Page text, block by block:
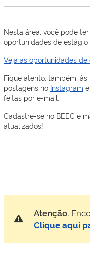
Nesta área, você pode
oportunidades de estágio
Veja as oportunidades de
Fique atento, também,
postagens no Instagram
feitas por e-mail.
Cadastre-se no BEEC e
atualizados!
Atenção.
Clique aqui